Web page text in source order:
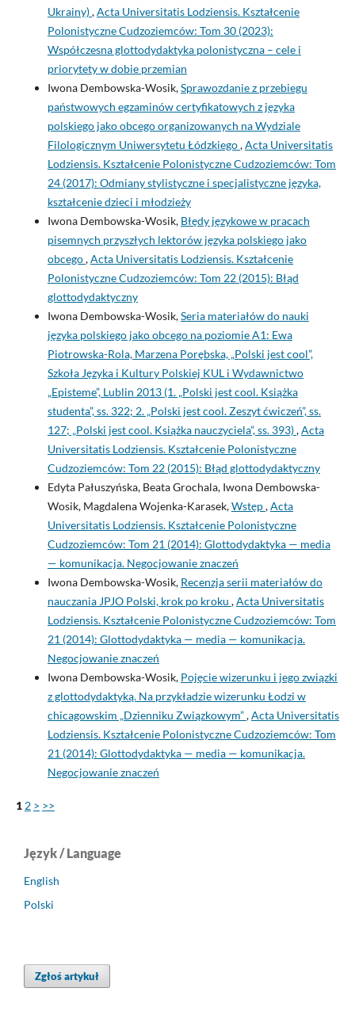
Ukrainy),Acta Universitatis Lodziensis. Kształcenie
Polonistyczne Cudzoziemców: Tom 30 (2023):
Współczesna glottodydaktyka polonistyczna – cele i
priorytety w dobie przemian
Iwona Dembowska-Wosik,Sprawozdanie z przebiegu
państwowych egzaminów certyfikatowych z języka
polskiego jako obcego organizowanych na Wydziale
Filologicznym Uniwersytetu Łódzkiego,Acta Universitatis
Lodziensis. Kształcenie Polonistyczne Cudzoziemców: Tom
24 (2017): Odmiany stylistyczne i specjalistyczne języka,
kształcenie dzieci i młodzieży
Iwona Dembowska-Wosik, Błędy językowe w pracach
pisemnych przyszłych lektorów języka polskiego jako
obcego,Acta Universitatis Lodziensis. Kształcenie
Polonistyczne Cudzoziemców: Tom 22 (2015): Błąd
glottodydaktyczny
Iwona Dembowska-Wosik,Seria materiałów do nauki
języka polskiego jako obcego na poziomie A1: Ewa
Piotrowska-Rola, Marzena Porębska, „Polski jest cool”,
Szkoła Języka i Kultury Polskiej KUL i Wydawnictwo
„Episteme”, Lublin 2013 (1. „Polski jest cool. Książka
studenta”, ss. 322; 2. „Polski jest cool. Zeszyt ćwiczeń”, ss.
127; „Polski jest cool. Książka nauczyciela”, ss. 393),Acta
Universitatis Lodziensis. Kształcenie Polonistyczne
Cudzoziemców: Tom 22 (2015): Błąd glottodydaktyczny
Edyta Pałuszyńska, Beata Grochala, Iwona Dembowska-
Wosik, Magdalena Wojenka-Karasek,Wstęp,Acta
Universitatis Lodziensis. Kształcenie Polonistyczne
Cudzoziemców: Tom 21 (2014): Glottodydaktyka — media
— komunikacja. Negocjowanie znaczeń
Iwona Dembowska-Wosik, Recenzja serii materiałów do
nauczania JPJO Polski, krok po kroku ,Acta Universitatis
Lodziensis. Kształcenie Polonistyczne Cudzoziemców: Tom
21 (2014): Glottodydaktyka — media — komunikacja.
Negocjowanie znaczeń
Iwona Dembowska-Wosik, Pojęcie wizerunku i jego związki
z glottodydaktyką. Na przykładzie wizerunku Łodzi w
chicagowskim „Dzienniku Związkowym”,Acta Universitatis
Lodziensis. Kształcenie Polonistyczne Cudzoziemców: Tom
21 (2014): Glottodydaktyka — media — komunikacja.
Negocjowanie znaczeń
1 2 > >>
Język / Language
English
Polski
Zgłoś artykuł